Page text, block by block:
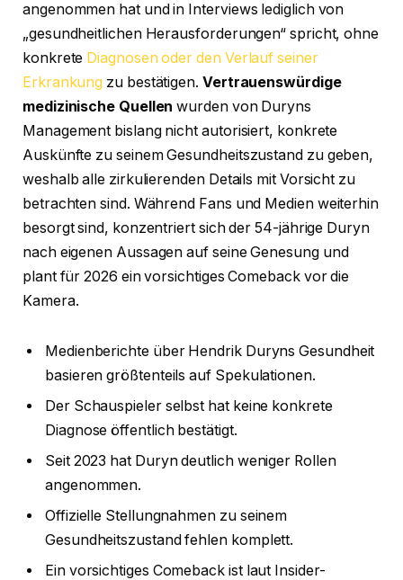
angenommen hat und in Interviews lediglich von
„gesundheitlichen Herausforderungen“ spricht, ohne
konkrete Diagnosen oder den Verlauf seiner
Erkrankung zu bestätigen. Vertrauenswürdige
medizinische Quellen wurden von Duryns
Management bislang nicht autorisiert, konkrete
Auskünfte zu seinem Gesundheitszustand zu geben,
weshalb alle zirkulierenden Details mit Vorsicht zu
betrachten sind. Während Fans und Medien weiterhin
besorgt sind, konzentriert sich der 54-jährige Duryn
nach eigenen Aussagen auf seine Genesung und
plant für 2026 ein vorsichtiges Comeback vor die
Kamera.
Medienberichte über Hendrik Duryns Gesundheit
basieren größtenteils auf Spekulationen.
Der Schauspieler selbst hat keine konkrete
Diagnose öffentlich bestätigt.
Seit 2023 hat Duryn deutlich weniger Rollen
angenommen.
Offizielle Stellungnahmen zu seinem
Gesundheitszustand fehlen komplett.
Ein vorsichtiges Comeback ist laut Insider-